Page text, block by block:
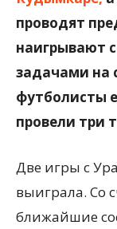
проводят
наигрывают
задачами на
футболисты
провели три
Две игры с
выиграла. Со
ближайшие